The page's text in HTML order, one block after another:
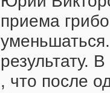
приема
результату.
, что после